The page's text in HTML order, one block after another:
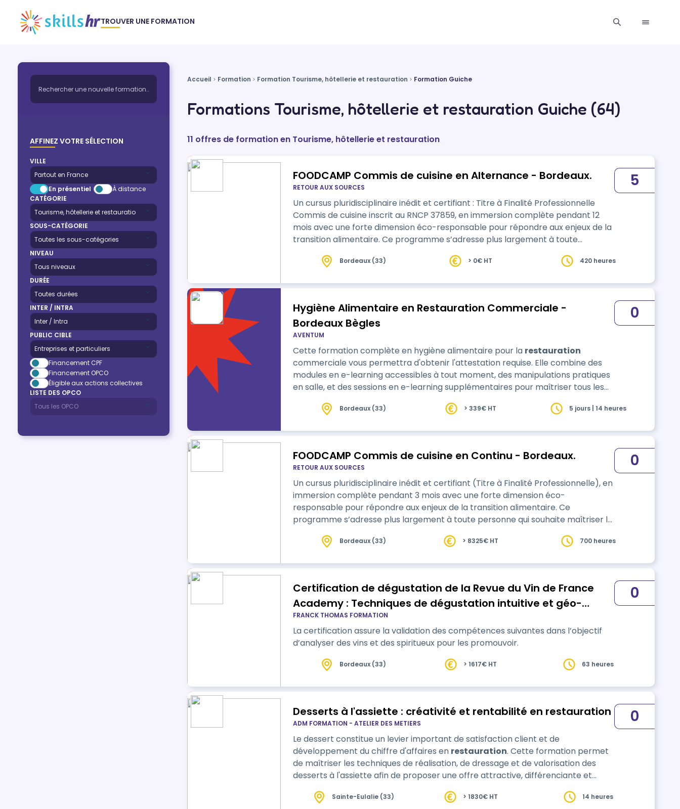
TROUVER UNE FORMATION
AFFINEZ VOTRE SÉLECTION
VILLE
En présentiel
À distance
CATÉGORIE
SOUS-CATÉGORIE
NIVEAU
DURÉE
INTER / INTRA
PUBLIC CIBLE
Financement CPF
Financement OPCO
Éligible aux actions collectives
LISTE DES OPCO
Accueil Formation Formation Tourisme, hôtellerie et restauration Formation Guiche
Formations Tourisme, hôtellerie et restauration Guiche (64)
11 offres de formation en Tourisme, hôtellerie et restauration
FOODCAMP Commis de cuisine en Alternance - Bordeaux.
RETOUR AUX SOURCES
Un cursus pluridisciplinaire inédit et certifiant : Titre à Finalité Professionnelle
Commis de cuisine inscrit au RNCP 37859, en immersion complète pendant 12
mois avec une forte dimension éco-responsable pour répondre aux enjeux de la
transition alimentaire. Ce programme s’adresse plus largement à toute
production culinaire (création, transformation, organisation) à la gestion des
5
Bordeaux (33) > 0€ HT 420 heures
Hygiène Alimentaire en Restauration Commerciale -
Bordeaux Bègles
AVENTUM
Cette formation complète en hygiène alimentaire pour la restauration
commerciale vous permettra d'obtenir l'attestation requise. Elle combine des
modules en e-learning accessibles à tout moment, des manipulations pratiques
en salle, et des sessions en e-learning supplémentaires pour maîtriser tous les
0
Bordeaux (33) > 339€ HT 5 jours | 14 heures
FOODCAMP Commis de cuisine en Continu - Bordeaux.
RETOUR AUX SOURCES
Un cursus pluridisciplinaire inédit et certifiant (Titre à Finalité Professionnelle), en
immersion complète pendant 3 mois avec une forte dimension éco-
responsable pour répondre aux enjeux de la transition alimentaire. Ce
programme s’adresse plus largement à toute personne qui souhaite maîtriser le
transformation, organisation) à la gestion des approvisionnements (circuits
0
Bordeaux (33) > 8325€ HT 700 heures
Certification de dégustation de la Revue du Vin de France
Academy : Techniques de dégustation intuitive et géo-
sensorielle
FRANCK THOMAS FORMATION
La certification assure la validation des compétences suivantes dans l’objectif
d’analyser des vins et des spiritueux pour les promouvoir.
0
Bordeaux (33) > 1617€ HT 63 heures
Desserts à l'assiette : créativité et rentabilité en restauration
ADM FORMATION - ATELIER DES METIERS
Le dessert constitue un levier important de satisfaction client et de
développement du chiffre d'affaires en restauration. Cette formation permet
de maîtriser les techniques de réalisation, de dressage et de valorisation des
desserts à l'assiette afin de proposer une offre attractive, différenciante et
0
Sainte-Eulalie (33) > 1830€ HT 14 heures